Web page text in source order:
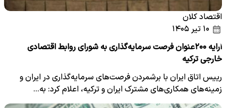
اقتصاد کلان
ارایه ۲۰۰عنوان فرصت سرمایه‌گذاری به شورای روابط اقتصادی
خارجی ترکیه
رییس اتاق ایران با برشمردن فرصت‌های سرمایه‌گذاری در ایران و
زمینه‌های همکاری‌های مشترک ایران و ترکیه، اعلام کرد: به…